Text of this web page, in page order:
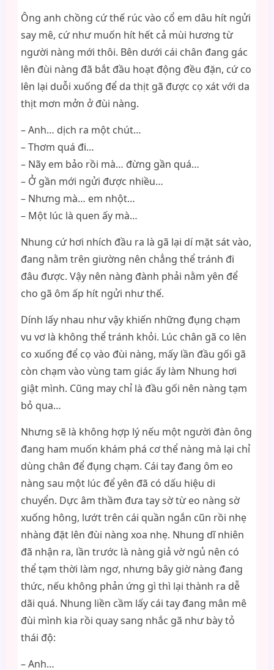
Ông anh chồng cứ thế rúc vào cổ em dâu hít ngửi
say mê, cứ như muốn hít hết cả mùi hương từ
người nàng mới thôi. Bên dưới cái chân đang gác
lên đùi nàng đã bắt đầu hoạt động đều đặn, cứ co
lên lại duỗi xuống để da thịt gã được cọ xát với da
thịt mơn mởn ở đùi nàng.
– Anh… dịch ra một chút…
– Thơm quá đi…
– Nãy em bảo rồi mà… đừng gần quá…
– Ở gần mới ngửi được nhiều…
– Nhưng mà… em nhột…
– Một lúc là quen ấy mà…
Nhung cứ hơi nhích đầu ra là gã lại dí mặt sát vào,
đang nằm trên giường nên chẳng thể tránh đi
đâu được. Vậy nên nàng đành phải nằm yên để
cho gã ôm ấp hít ngửi như thế.
Dính lấy nhau như vậy khiến những đụng chạm
vu vơ là không thể tránh khỏi. Lúc chân gã co lên
co xuống để cọ vào đùi nàng, mấy lần đầu gối gã
còn chạm vào vùng tam giác ấy làm Nhung hơi
giật mình. Cũng may chỉ là đầu gối nên nàng tạm
bỏ qua…
Nhưng sẽ là không hợp lý nếu một người đàn ông
đang ham muốn khám phá cơ thể nàng mà lại chỉ
dùng chân để đụng chạm. Cái tay đang ôm eo
nàng sau một lúc để yên đã có dấu hiệu di
chuyển. Dực âm thầm đưa tay sờ từ eo nàng sờ
xuống hông, lướt trên cái quần ngắn cũn rồi nhẹ
nhàng đặt lên đùi nàng xoa nhẹ. Nhung dĩ nhiên
đã nhận ra, lần trước là nàng giả vờ ngủ nên có
thể tạm thời làm ngơ, nhưng bây giờ nàng đang
thức, nếu không phản ứng gì thì lại thành ra dễ
dãi quá. Nhung liền cầm lấy cái tay đang mân mê
đùi mình kia rồi quay sang nhắc gã như bày tỏ
thái độ:
– Anh…